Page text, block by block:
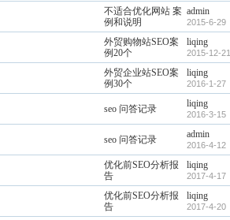
不适合优化网站 案
例和说明
admin
2015-6-29
外贸购物站SEO案
例20个
liqing
2015-12-21
外贸企业站SEO案
例30个
liqing
2016-1-27
seo 问答记录 liqing
2016-3-15
seo 问答记录 admin
2016-4-12
优化前SEO分析报
告
liqing
2017-4-17
优化前SEO分析报
告
liqing
2017-4-20